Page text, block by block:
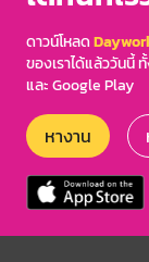
ดาวน์โหลด
ของเราได้แล้ววันนี้
และ Google Play
หางาน